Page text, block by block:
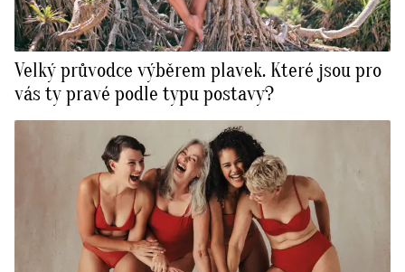
Velký průvodce výběrem plavek. Které jsou pro
vás ty pravé podle typu postavy?